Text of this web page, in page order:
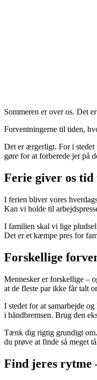
Sommeren er over os. Det
Forventningerne til tiden,
Det er ærgerligt. For i stedet
gøre for at forberede jer på
Ferie giver os
I ferien bliver vores
Kan vi holde til
I familien skal vi lige
Det er et kæmpe pres for
Forskellige
Mennesker er forskellige –
at de fleste par ikke får talt
I stedet for at samarbejde
i håndbremsen. Brug den
Tænk dig rigtig grundigt
du prøve at finde så meget
Find jeres rytme